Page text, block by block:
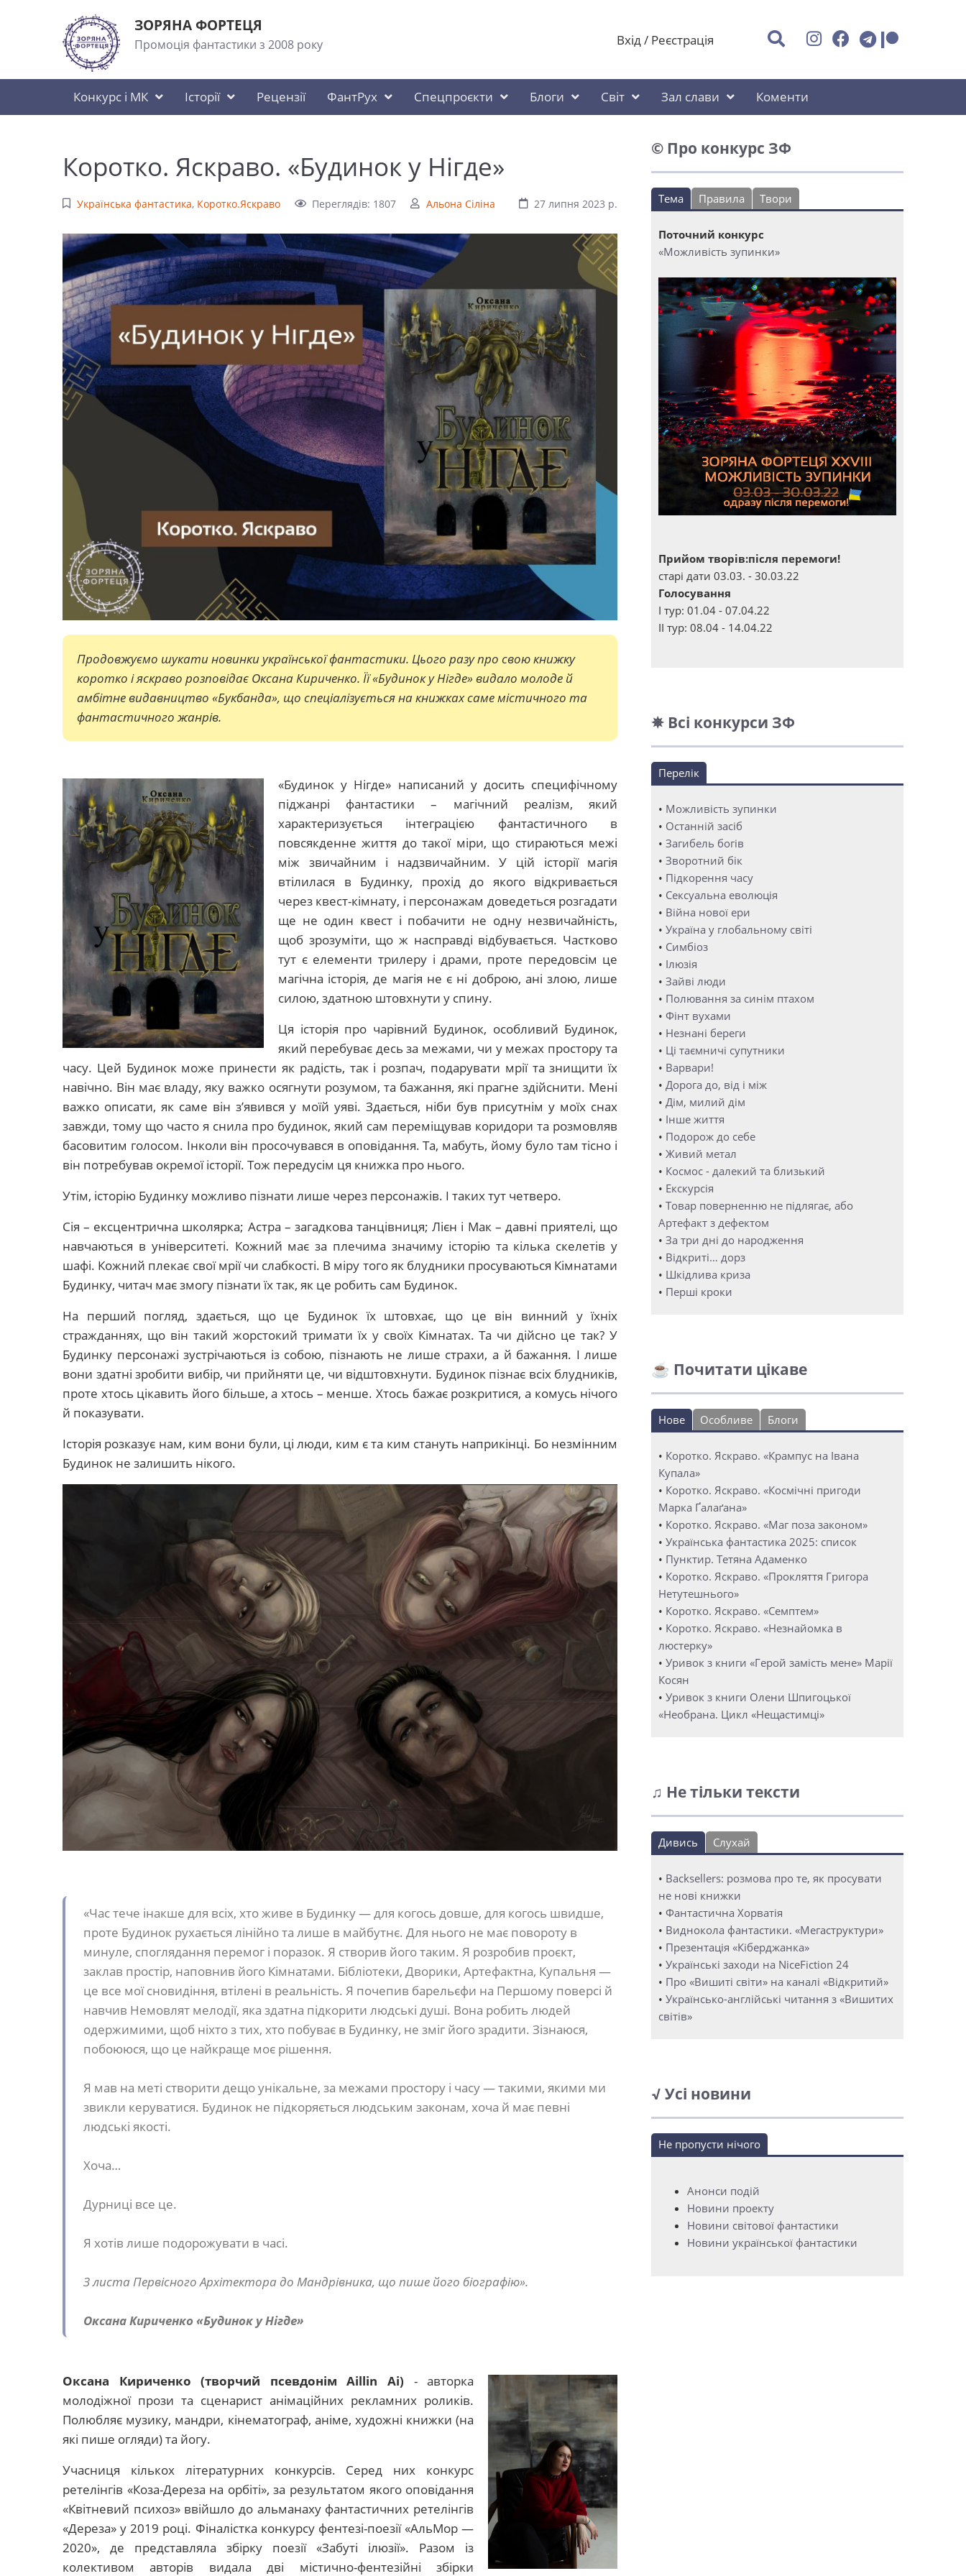
ЗОРЯНА ФОРТЕЦЯ
Промоція фантастики з 2008 року Вхід / Реєстрація
Конкурс і МК Історії Рецензії ФантРух Спецпроєкти Блоги Світ Зал слави Коменти
Коротко. Яскраво. «Будинок у Нігде»
Українська фантастика, Коротко.Яскраво Переглядів: 1807 Альона Сіліна 27 липня 2023 р.
Продовжуємо шукати новинки української фантастики. Цього разу про свою книжку
коротко і яскраво розповідає Оксана Кириченко. Її «Будинок у Нігде» видало молоде й
амбітне видавництво «Букбанда», що спеціалізується на книжках саме містичного та
фантастичного жанрів.
«Будинок у Нігде» написаний у досить специфічному
піджанрі фантастики – магічний реалізм, який
характеризується інтеграцією фантастичного в
повсякденне життя до такої міри, що стираються межі
між звичайним і надзвичайним. У цій історії магія
втілилася в Будинку, прохід до якого відкривається
через квест-кімнату, і персонажам доведеться розгадати
ще не один квест і побачити не одну незвичайність,
щоб зрозуміти, що ж насправді відбувається. Частково
тут є елементи трилеру і драми, проте передовсім це
магічна історія, де магія не є ні доброю, ані злою, лише
силою, здатною штовхнути у спину.
Ця історія про чарівний Будинок, особливий Будинок,
який перебуває десь за межами, чи у межах простору та
часу. Цей Будинок може принести як радість, так і розпач, подарувати мрії та знищити їх
навічно. Він має владу, яку важко осягнути розумом, та бажання, які прагне здійснити. Мені
важко описати, як саме він з’явився у моїй уяві. Здається, ніби був присутнім у моїх снах
завжди, тому що часто я снила про будинок, який сам переміщував коридори та розмовляв
басовитим голосом. Інколи він просочувався в оповідання. Та, мабуть, йому було там тісно і
він потребував окремої історії. Тож передусім ця книжка про нього.
Утім, історію Будинку можливо пізнати лише через персонажів. І таких тут четверо.
Сія – ексцентрична школярка; Астра – загадкова танцівниця; Лієн і Мак – давні приятелі, що
навчаються в університеті. Кожний має за плечима значиму історію та кілька скелетів у
шафі. Кожний плекає свої мрії чи слабкості. В міру того як блудники просуваються Кімнатами
Будинку, читач має змогу пізнати їх так, як це робить сам Будинок.
На перший погляд, здається, що це Будинок їх штовхає, що це він винний у їхніх
стражданнях, що він такий жорстокий тримати їх у своїх Кімнатах. Та чи дійсно це так? У
Будинку персонажі зустрічаються із собою, пізнають не лише страхи, а й бажання. І лише
вони здатні зробити вибір, чи прийняти це, чи відштовхнути. Будинок пізнає всіх блудників,
проте хтось цікавить його більше, а хтось – менше. Хтось бажає розкритися, а комусь нічого
й показувати.
Історія розказує нам, ким вони були, ці люди, ким є та ким стануть наприкінці. Бо незмінним
Будинок не залишить нікого.
«Час тече інакше для всіх, хто живе в Будинку — для когось довше, для когось швидше,
проте Будинок рухається лінійно та лише в майбутнє. Для нього не має повороту в
минуле, споглядання перемог і поразок. Я створив його таким. Я розробив проєкт,
заклав простір, наповнив його Кімнатами. Бібліотеки, Дворики, Артефактна, Купальня —
це все мої сновидіння, втілені в реальність. Я почепив барельєфи на Першому поверсі й
навчив Немовлят мелодії, яка здатна підкорити людські душі. Вона робить людей
одержимими, щоб ніхто з тих, хто побуває в Будинку, не зміг його зрадити. Зізнаюся,
побоююся, що це найкраще моє рішення.
Я мав на меті створити дещо унікальне, за межами простору і часу — такими, якими ми
звикли керуватися. Будинок не підкоряється людським законам, хоча й має певні
людські якості.
Хоча…
Дурниці все це.
Я хотів лише подорожувати в часі.
З листа Первісного Архітектора до Мандрівника, що пише його біографію».
Оксана Кириченко «Будинок у Нігде»
Оксана Кириченко (творчий псевдонім Aillin Ai) - авторка
молодіжної прози та сценарист анімаційних рекламних роликів.
Полюбляє музику, мандри, кінематограф, аніме, художні книжки (на
які пише огляди) та йогу.
Учасниця кількох літературних конкурсів. Серед них конкурс
ретелінгів «Коза-Дереза на орбіті», за результатом якого оповідання
«Квітневий психоз» ввійшло до альманаху фантастичних ретелінгів
«Дереза» у 2019 році. Фіналістка конкурсу фентезі-поезії «АльМор —
2020», де представляла збірку поезії «Забуті ілюзії». Разом із
колективом авторів видала дві містично-фентезійні збірки
© Про конкурс ЗФ
Тема Правила Твори
Поточний конкурс
«Можливість зупинки»
Прийом творів:після перемоги!
старі дати 03.03. - 30.03.22
Голосування
І тур: 01.04 - 07.04.22
ІІ тур: 08.04 - 14.04.22
✵ Всі конкурси ЗФ
Перелік
• Можливість зупинки
• Останній засіб
• Загибель богів
• Зворотний бік
• Підкорення часу
• Сексуальна еволюція
• Війна нової ери
• Україна у глобальному світі
• Симбіоз
• Ілюзія
• Зайві люди
• Полювання за синім птахом
• Фінт вухами
• Незнані береги
• Ці таємничі супутники
• Варвари!
• Дорога до, від і між
• Дім, милий дім
• Інше життя
• Подорож до себе
• Живий метал
• Космос - далекий та близький
• Екскурсія
• Товар поверненню не підлягає, або
Артефакт з дефектом
• За три дні до народження
• Відкриті… дорз
• Шкідлива криза
• Перші кроки
☕ Почитати цікаве
Нове Особливе Блоги
• Коротко. Яскраво. «Крампус на Івана
Купала»
• Коротко. Яскраво. «Космічні пригоди
Марка Ґалаґана»
• Коротко. Яскраво. «Маг поза законом»
• Українська фантастика 2025: список
• Пунктир. Тетяна Адаменко
• Коротко. Яскраво. «Прокляття Григора
Нетутешнього»
• Коротко. Яскраво. «Семптем»
• Коротко. Яскраво. «Незнайомка в
люстерку»
• Уривок з книги «Герой замість мене» Марії
Косян
• Уривок з книги Олени Шпигоцької
«Необрана. Цикл «Нещастимці»
♫ Не тільки тексти
Дивись Слухай
• Backsellers: розмова про те, як просувати
не нові книжки
• Фантастична Хорватія
• Виднокола фантастики. «Мегаструктури»
• Презентація «Кіберджанка»
• Українські заходи на NiceFiction 24
• Про «Вишиті світи» на каналі «Відкритий»
• Українсько-англійські читання з «Вишитих
світів»
√ Усі новини
Не пропусти нічого
Анонси подій
Новини проекту
Новини світової фантастики
Новини української фантастики